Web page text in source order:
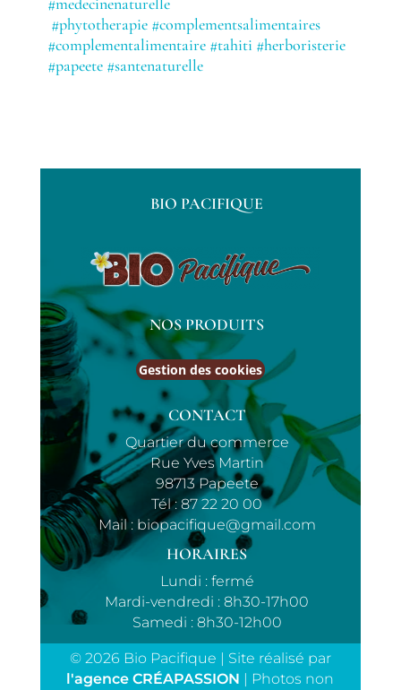
#phytotherapie #complementsalimentaires
#complementalimentaire #tahiti #herboristerie
#papeete #santenaturelle
BIO PACIFIQUE
NOS PRODUITS
Gestion des cookies
CONTACT
Quartier du commerce
Rue Yves Martin
98713 Papeete
Tél :87 22 20 00
Mail : biopacifique@gmail.com
HORAIRES
Lundi : fermé
Mardi-vendredi : 8h30-17h00
Samedi : 8h30-12h00
© 2026 Bio Pacifique | Site réalisé par
l'agence CRÉAPASSION | Photos non